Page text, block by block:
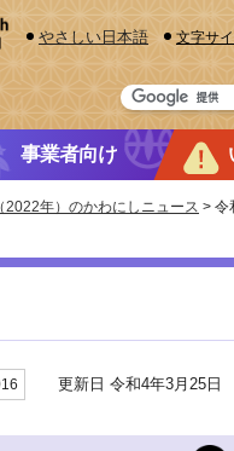
やさしい日本語 文字サ
事業者向け
2022年）のかわにしニュース > 令
更新日 令和4年3月25日